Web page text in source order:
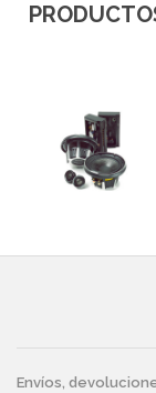
Envíos,